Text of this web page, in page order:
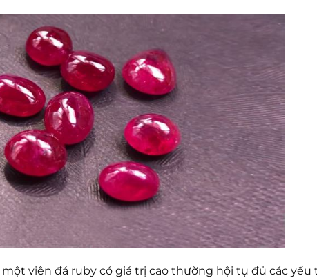
viên đá ruby có giá trị cao thường hội tụ đủ các yếu